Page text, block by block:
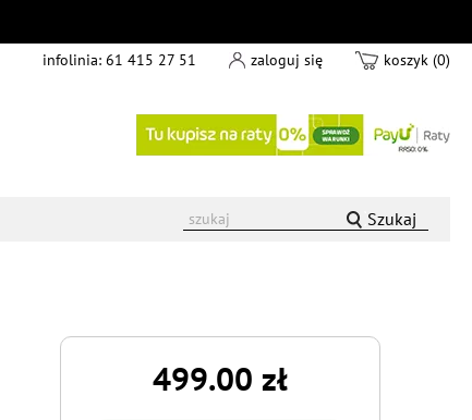
infolinia: 61 415 27 51 zaloguj się koszyk (0)
Szukaj
499.00 zł